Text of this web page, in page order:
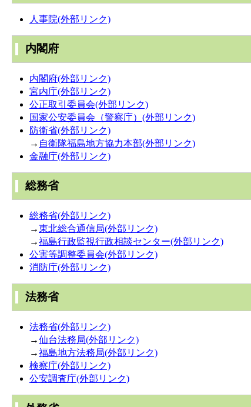
人事院(外部リンク)
内閣府
内閣府(外部リンク)
宮内庁(外部リンク)
公正取引委員会(外部リンク)
国家公安委員会（警察庁）(外部リンク)
防衛省(外部リンク)
→ 自衛隊福島地方協力本部(外部リンク)
金融庁(外部リンク)
総務省
総務省(外部リンク)
→東北総合通信局(外部リンク)
→福島行政監視行政相談センター(外部リンク)
公害等調整委員会(外部リンク)
消防庁(外部リンク)
法務省
法務省(外部リンク)
→仙台法務局(外部リンク)
→福島地方法務局(外部リンク)
検察庁(外部リンク)
公安調査庁(外部リンク)